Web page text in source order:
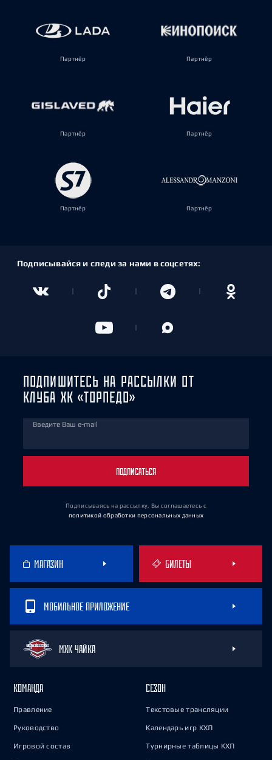
Партнёр Партнёр
Партнёр Партнёр
Партнёр Партнёр
Подписывайся и следи за нами в соцсетях:
ПОДПИШИТЕСЬ НА РАССЫЛКИ ОТ
КЛУБА ХК «ТОРПЕДО»
Введите Ваш e-mail
ПОДПИСАТЬСЯ
Подписываясь на рассылку, Вы соглашаетесь с
политикой обработки персональных данных
МАГАЗИН БИЛЕТЫ
МОБИЛЬНОЕ ПРИЛОЖЕНИЕ
МХК ЧАЙКА
КОМАНДА
Правление
Руководство
Игровой состав
СЕЗОН
Текстовые трансляции
Календарь игр КХЛ
Турнирные таблицы КХЛ